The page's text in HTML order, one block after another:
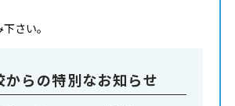
さい。
からの特別なお知らせ